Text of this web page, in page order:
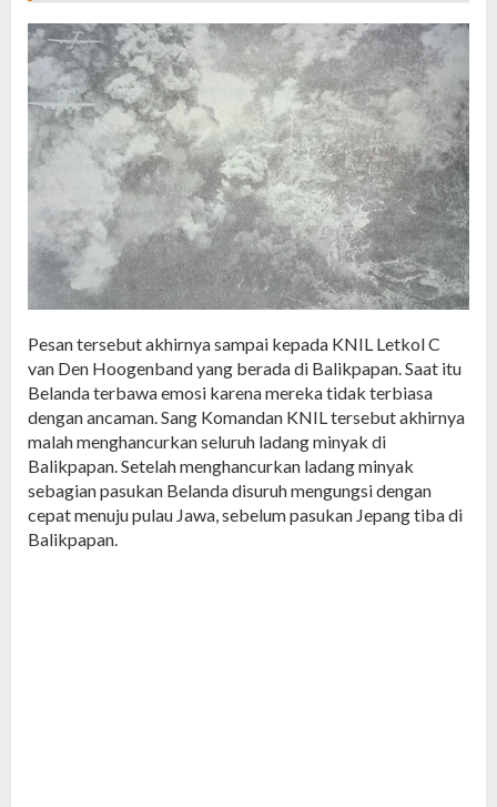
Pesan tersebut akhirnya sampai kepada KNIL Letkol C
van Den Hoogenband yang berada di Balikpapan. Saat itu
Belanda terbawa emosi karena mereka tidak terbiasa
dengan ancaman. Sang Komandan KNIL tersebut akhirnya
malah menghancurkan seluruh ladang minyak di
Balikpapan. Setelah menghancurkan ladang minyak
sebagian pasukan Belanda disuruh mengungsi dengan
cepat menuju pulau Jawa, sebelum pasukan Jepang tiba di
Balikpapan.